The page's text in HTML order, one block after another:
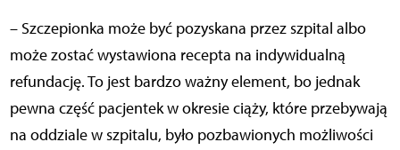
– Szczepionka może być pozyskana przez szpital albo
może zostać wystawiona recepta na indywidualną
refundację. To jest bardzo ważny element, bo jednak
pewna część pacjentek w okresie ciąży, które przebywają
na oddziale w szpitalu, było pozbawionych możliwości